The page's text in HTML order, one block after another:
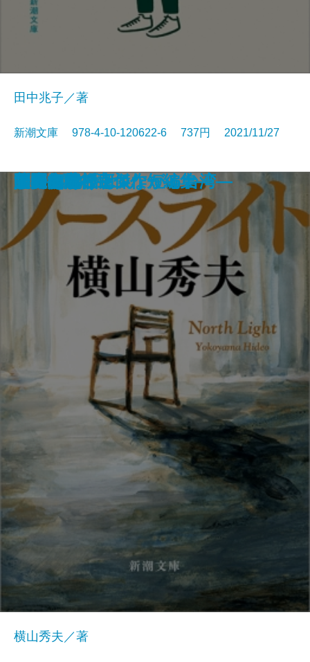
暇と退屈の倫理学
家康の女軍師
老いも病も受け入れよう
文豪ナビ 藤沢周平
管見妄語 失われた美風
龍ノ国幻想2 天翔る縁
黄色いマンション 黒い猫
1R1分34秒
鬼憑き十兵衛
徴産制
田中兆子／著
新潮文庫 978-4-10-120622-6 737円 2021/11/27
ノースライト
横山秀夫／著
問答無用
辞表―高杉良傑作短編集―
またあおう
しゃばけごはん
トヨタ物語
人間の絆〔上〕
人間の絆〔下〕
美麗島紀行―つながる台湾―
限界病院